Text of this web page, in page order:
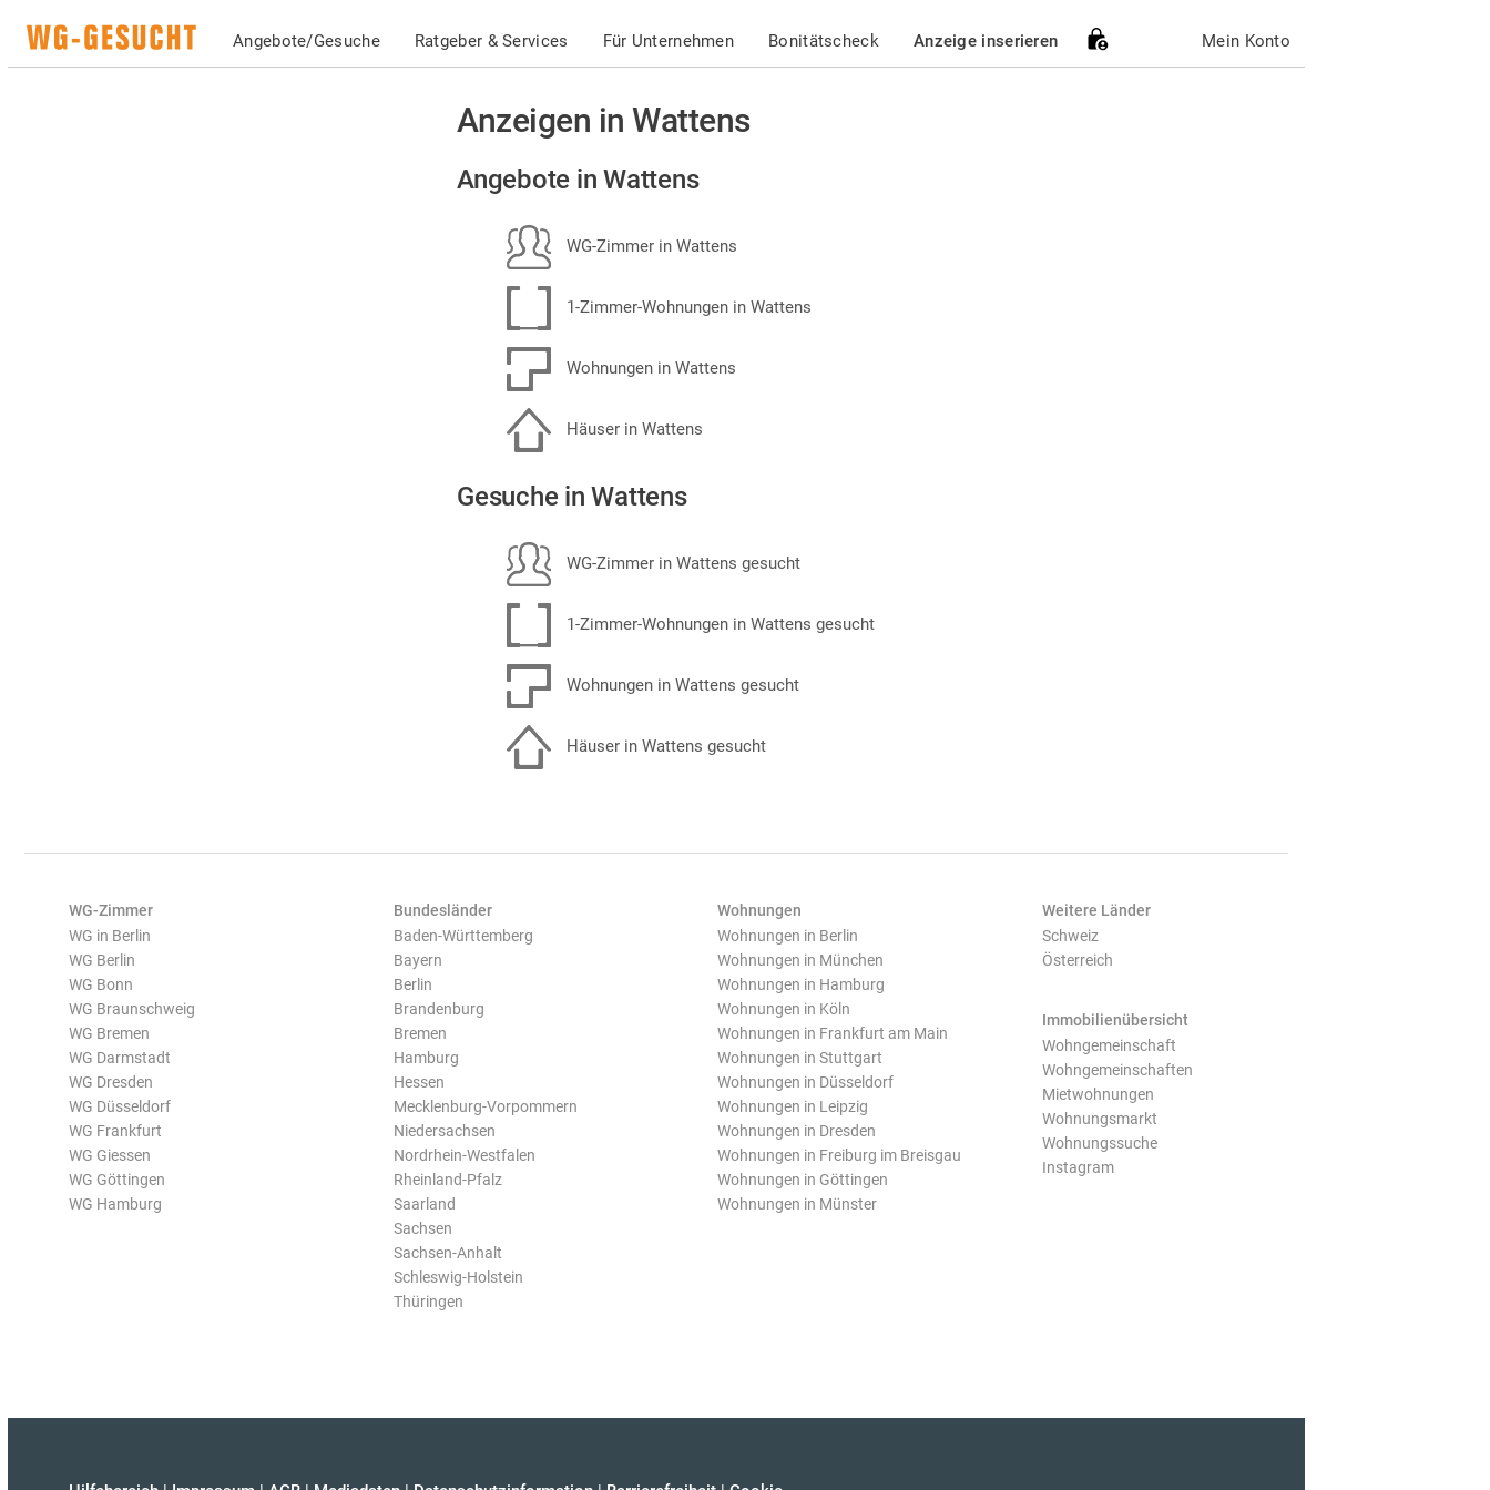
Angebote/Gesuche Ratgeber & Services Für Unternehmen Bonitätscheck Anzeige inserieren Mein Konto
Anzeigen in Wattens
Angebote in Wattens
WG-Zimmer in Wattens
1-Zimmer-Wohnungen in Wattens
Wohnungen in Wattens
Häuser in Wattens
Gesuche in Wattens
WG-Zimmer in Wattens gesucht
1-Zimmer-Wohnungen in Wattens gesucht
Wohnungen in Wattens gesucht
Häuser in Wattens gesucht
WG-Zimmer
WG in Berlin
WG Berlin
WG Bonn
WG Braunschweig
WG Bremen
WG Darmstadt
WG Dresden
WG Düsseldorf
WG Frankfurt
WG Giessen
WG Göttingen
WG Hamburg
Bundesländer
Baden-Württemberg
Bayern
Berlin
Brandenburg
Bremen
Hamburg
Hessen
Mecklenburg-Vorpommern
Niedersachsen
Nordrhein-Westfalen
Rheinland-Pfalz
Saarland
Sachsen
Sachsen-Anhalt
Schleswig-Holstein
Thüringen
Wohnungen
Wohnungen in Berlin
Wohnungen in München
Wohnungen in Hamburg
Wohnungen in Köln
Wohnungen in Frankfurt am Main
Wohnungen in Stuttgart
Wohnungen in Düsseldorf
Wohnungen in Leipzig
Wohnungen in Dresden
Wohnungen in Freiburg im Breisgau
Wohnungen in Göttingen
Wohnungen in Münster
Weitere Länder
Schweiz
Österreich
Immobilienübersicht
Wohngemeinschaft
Wohngemeinschaften
Mietwohnungen
Wohnungsmarkt
Wohnungssuche
Instagram